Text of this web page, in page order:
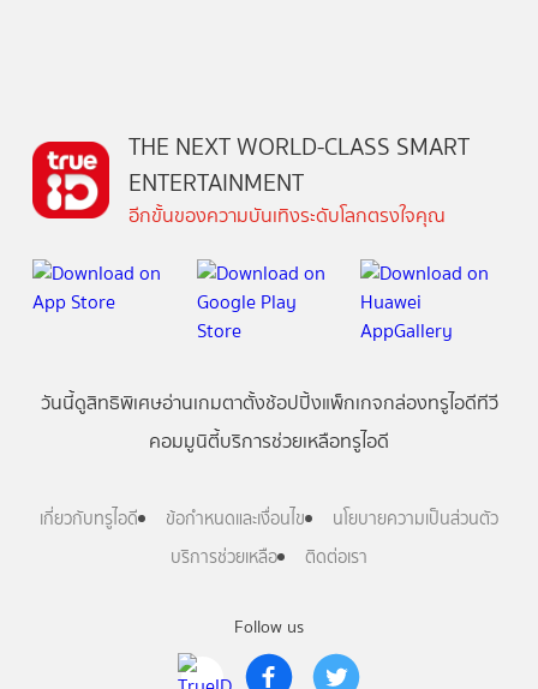
Follow us
THE NEXT WORLD-CLASS SMART
ENTERTAINMENT
อีกขั้นของความบันเทิงระดับโลกตรงใจคุณ
วันนี้ดูสิทธิพิเศษอ่านเกมตาตั้งช้อปปิ้งแพ็กเกจกล่องทรูไอดีทีวี
คอมมูนิตี้บริการช่วยเหลือทรูไอดี
เกี่ยวกับทรูไอดี ข้อกำหนดและเงื่อนไข
นโยบายความเป็นส่วนตัว
บริการช่วยเหลือ
ติดต่อเรา